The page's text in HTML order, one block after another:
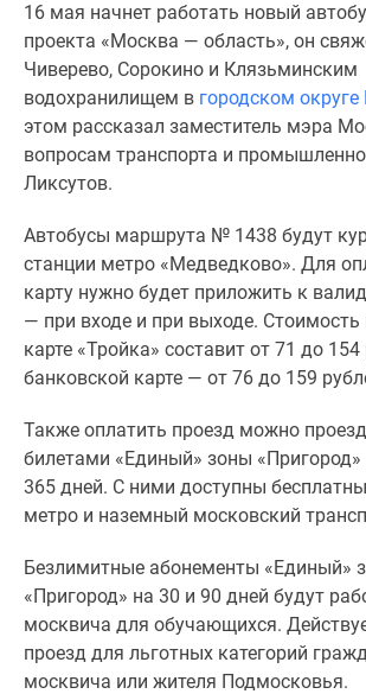
Специальные
предложения
Коммерческие
помещения
Продавцы
застройщики
Панорамы
новостроек
Видеообзор
новостроек
Экспертиза
новостроек
Москвы
Подмосковья
Студии
комнатные
комнатные
комнатные
16 мая начнет работать новый
проекта «Москва — область», он
Чиверево, Сорокино и Клязьминским
водохранилищем в городском
этом рассказал заместитель мэра
вопросам транспорта и
Ликсутов.
Автобусы маршрута № 1438 будут
станции метро «Медведково». Для
карту нужно будет приложить к
— при входе и при выходе. Стоимость
карте «Тройка» составит от 71 до 154
банковской карте — от 76 до 159
Также оплатить проезд можно
билетами «Единый» зоны «Пригород»
365 дней. С ними доступны
метро и наземный московский
Безлимитные абонементы «Единый»
«Пригород» на 30 и 90 дней будут
москвича для обучающихся.
проезд для льготных категорий
москвича или жителя Подмосковья.